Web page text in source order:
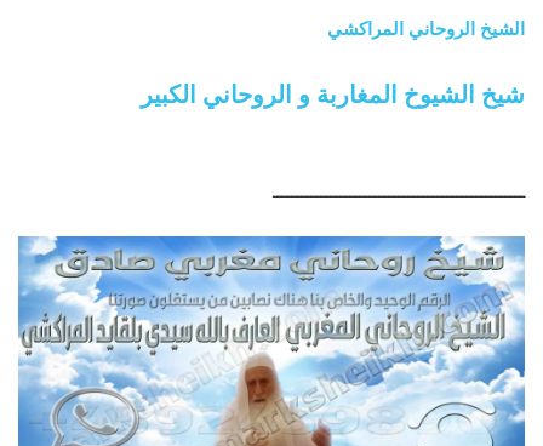
الشيخ الروحاني المراكشي
شيخ الشيوخ المغاربة و الروحاني الكبير
ــــــــــــــــــــــــــــــــــــــــــــــــــــ